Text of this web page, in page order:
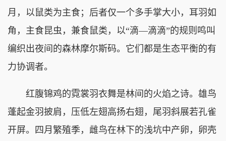
月，以鼠类为主食；后者仅一个多手掌大小，耳羽如
角，主食昆虫，兼食鼠类，以“滴—滴滴”的规则鸣叫
编织出夜间的森林摩尔斯码。它们都是生态平衡的有
力协调者。
红腹锦鸡的霓裳羽衣舞是林间的火焰之诗。雄鸟
蓬起金羽披肩，压低左翅高扬右翅，尾羽斜展若孔雀
开屏。四月繁殖季，雌鸟在林下的浅坑中产卵，卵壳